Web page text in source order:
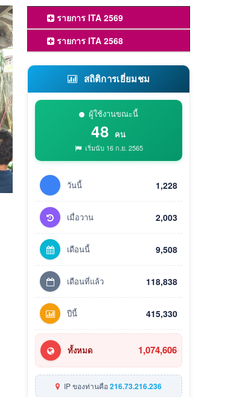
รายการ ITA 2569
รายการ ITA 2568
สถิติการเยี่ยมชม
ผู้ใช้งานขณะนี้
48 คน
เริ่มนับ 16 ก.ย. 2565
วันนี้ 1,228
เมื่อวาน 2,003
เดือนนี้ 9,508
เดือนที่แล้ว 118,838
ปีนี้ 415,330
ทั้งหมด 1,074,606
IP ของท่านคือ216.73.216.236